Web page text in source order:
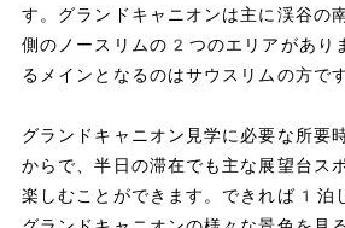
す。グランドキャニオンは主に渓谷の
側のノースリムの2つのエリアがあり
るメインとなるのはサウスリムの方です
グランドキャニオン見学に必要な所要
からで、半日の滞在でも主な展望台ス
楽しむことができます。できれば1泊